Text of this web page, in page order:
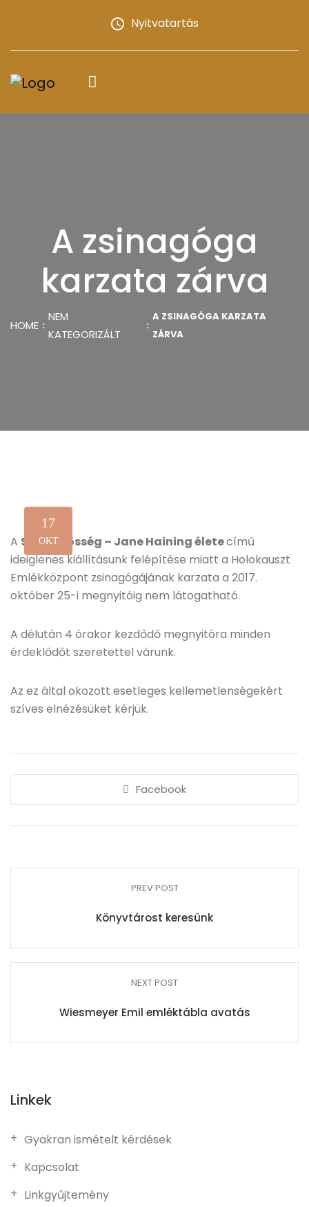
Nyitvatartás
A zsinagóga
karzata zárva
HOME
NEM
KATEGORIZÁLT
A ZSINAGÓGA KARZATA
ZÁRVA
17
OKT
A Sorsközösség – Jane Haining életecímű
ideiglenes kiállításunk felépítése miatt a Holokauszt
Emlékközpont zsinagógájának karzata a 2017.
október 25-i megnyitóig nem látogatható.
A délután 4 órakor kezdődő megnyitóra minden
érdeklődőt szeretettel várunk.
Az ez által okozott esetleges kellemetlenségekért
szíves elnézésüket kérjük.
Facebook
PREV POST
Könyvtárost keresünk
NEXT POST
Wiesmeyer Emil emléktábla avatás
Linkek
Gyakran ismételt kérdések
Kapcsolat
Linkgyűjtemény